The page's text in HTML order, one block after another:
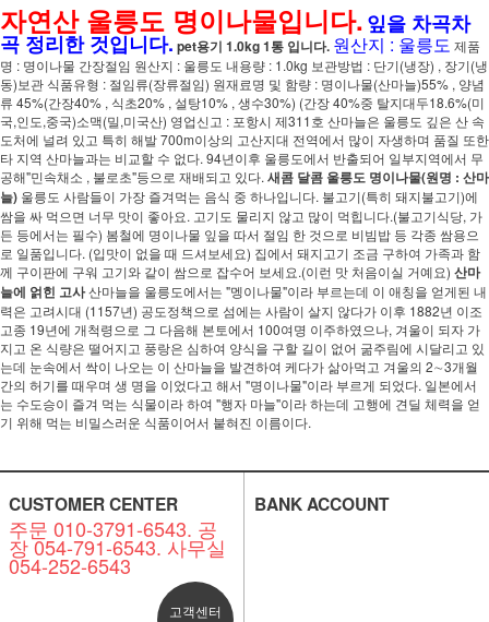
자연산 울릉도 명이나물입니다.잎을 차곡차
곡 정리한 것입니다. pet용기 1.0kg 1통 입니다. 원산지 : 울릉도 제품
명 : 명이나물 간장절임 원산지 : 울릉도 내용량 : 1.0kg 보관방법 : 단기(냉장) , 장기(냉
동)보관 식품유형 : 절임류(장류절임) 원재료명 및 함량 : 명이나물(산마늘)55% , 양념
류 45%(간장40% , 식초20% , 설탕10% , 생수30%) (간장 40%중 탈지대두18.6%(미
국,인도,중국)소맥(밀,미국산) 영업신고 : 포항시 제311호 산마늘은 울릉도 깊은 산 속
도처에 널려 있고 특히 해발 700m이상의 고산지대 전역에서 많이 자생하며 품질 또한
타 지역 산마늘과는 비교할 수 없다. 94년이후 울릉도에서 반출되어 일부지역에서 무
공해"민속채소 , 불로초"등으로 재배되고 있다. 새콤 달콤 울릉도 명이나물(원명 : 산마
늘) 울릉도 사람들이 가장 즐겨먹는 음식 중 하나입니다. 불고기(특히 돼지불고기)에
쌈을 싸 먹으면 너무 맛이 좋아요. 고기도 물리지 않고 많이 먹힙니다.(불고기식당, 가
든 등에서는 필수) 봄철에 명이나물 잎을 따서 절임 한 것으로 비빔밥 등 각종 쌈용으
로 일품입니다. (입맛이 없을 때 드셔보세요) 집에서 돼지고기 조금 구하여 가족과 함
께 구이판에 구워 고기와 같이 쌈으로 잡수어 보세요.(이런 맛 처음이실 거예요) 산마
늘에 얽힌 고사산마늘을 울릉도에서는 "멩이나물"이라 부르는데 이 애칭을 얻게된 내
력은 고려시대 (1157년) 공도정책으로 섬에는 사람이 살지 않다가 이후 1882년 이조
고종 19년에 개척령으로 그 다음해 본토에서 100여명 이주하였으나, 겨울이 되자 가
지고 온 식량은 떨어지고 풍랑은 심하여 양식을 구할 길이 없어 굶주림에 시달리고 있
는데 눈속에서 싹이 나오는 이 산마늘을 발견하여 케다가 삶아먹고 겨울의 2∼3개월
간의 허기를 때우며 생 명을 이었다고 해서 "명이나물"이라 부르게 되었다. 일본에서
는 수도승이 즐겨 먹는 식물이라 하여 "행자 마늘"이라 하는데 고행에 견딜 체력을 얻
기 위해 먹는 비밀스러운 식품이어서 붙혀진 이름이다.
CUSTOMER CENTER
주문 010-3791-6543. 공
장 054-791-6543. 사무실
054-252-6543
고객센터
BANK ACCOUNT